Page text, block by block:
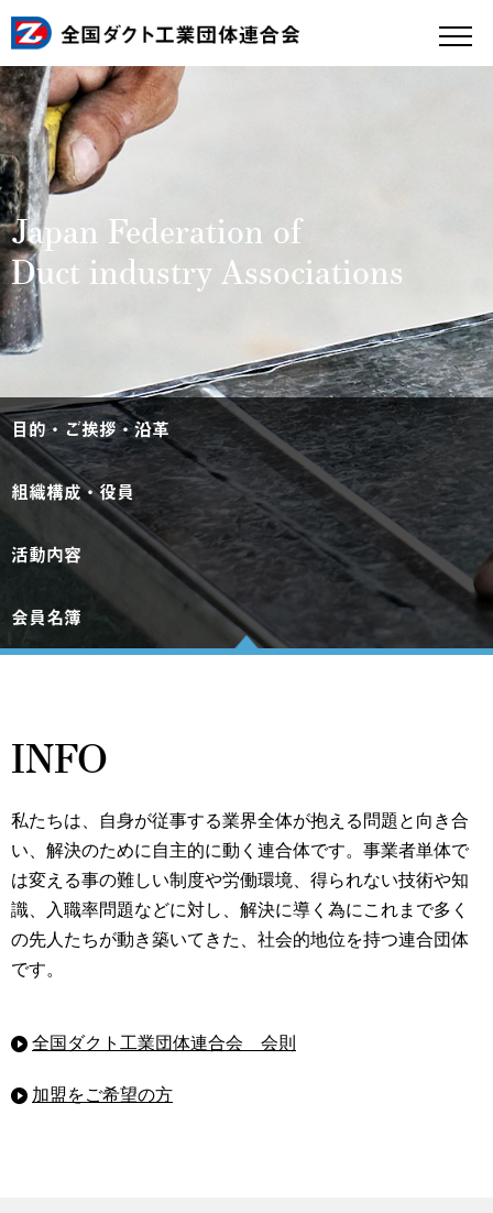
Japan Federation of
Duct industry Associations
目的・ご挨拶・沿革
組織構成・役員
活動内容
会員名簿
INFO
私たちは、自身が従事する業界全体が抱える問題と向き合
い、解決のために自主的に動く連合体です。事業者単体で
は変える事の難しい制度や労働環境、得られない技術や知
識、入職率問題などに対し、解決に導く為にこれまで多く
の先人たちが動き築いてきた、社会的地位を持つ連合団体
です。
全国ダクト工業団体連合会 会則
加盟をご希望の方